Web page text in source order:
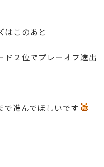
はこのあと
ド２位でプレーオフ進出
で進んでほしいです